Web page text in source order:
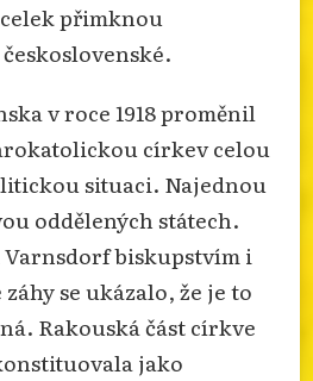
přimknou
v roce 1918 proměnil
církev celou
situaci. Najednou
oddělených státech.
Varnsdorf biskupstvím i
se ukázalo, že je to
Rakouská část církve
jako